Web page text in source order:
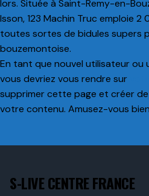
lors. Située à Saint-Remy-en-
Isson, 123 Machin Truc emploie
toutes sortes de bidules supers
bouzemontoise.
En tant que nouvel utilisateur ou
vous devriez vous rendre sur
supprimer cette page et créer
votre contenu. Amusez-vous
S-LIVE CENTRE FRANCE